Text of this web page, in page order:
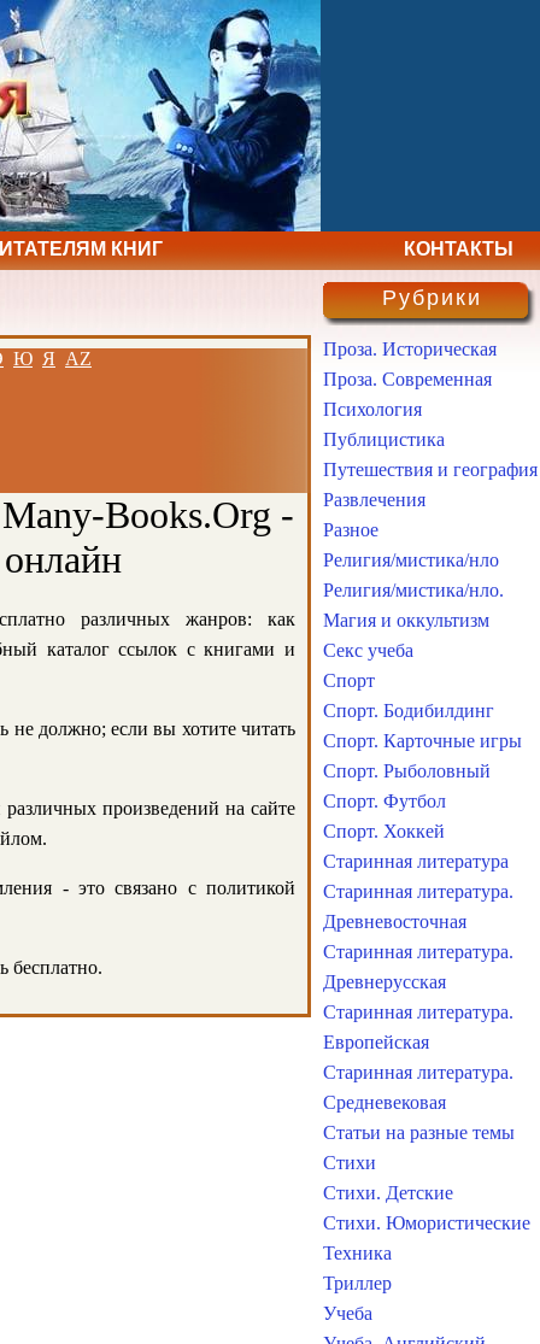
КНИГ КОНТАКТЫ
Ю Я AZ
Books.Org -
различных жанров: как
каталог ссылок с книгами и
не должно; если вы хотите читать
произведений на сайте
- это связано с политикой
бесплатно.
Рубрики
Проза. Историческая
Проза. Современная
Психология
Публицистика
Путешествия и география
Развлечения
Разное
Религия/мистика/нло
Религия/мистика/нло.
Магия и оккультизм
Секс учеба
Спорт
Спорт. Бодибилдинг
Спорт. Карточные игры
Спорт. Рыболовный
Спорт. Футбол
Спорт. Хоккей
Старинная литература
Старинная литература.
Древневосточная
Старинная литература.
Древнерусская
Старинная литература.
Европейская
Старинная литература.
Средневековая
Статьи на разные темы
Стихи
Стихи. Детские
Стихи. Юмористические
Техника
Триллер
Учеба